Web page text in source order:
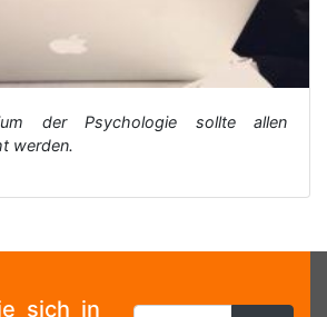
der Psychologie sollte allen
werden.
sich in